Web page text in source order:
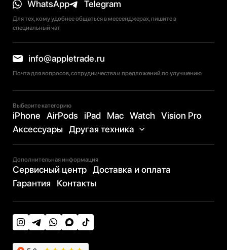
WhatsApp Telegram
Для тех, кому удобнее общаться в мессенджерах, пишите в
специальный чат
info@appletrade.ru
Почта для вопросов, сотрудничества и предложений по улучшению
Выберите категорию
iPhone AirPods iPad Mac Watch
Vision Pro
Аксессуары Другая техника
Дополнительная информация
Сервисный центр Доставка и оплата
Гарантия
Контакты